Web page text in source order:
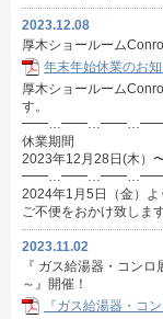
2023.12.08
厚木ショールーム
年末年始休業のお
厚木ショールーム
す。
休業期間
2023年12月28日(木）
2024年1月5日（金）よ
ご不便をおかけ致しま
2023.11.02
『 ガス給湯器・コン
～』開催！
『ガス給湯器・コ